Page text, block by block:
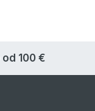
od 100 €